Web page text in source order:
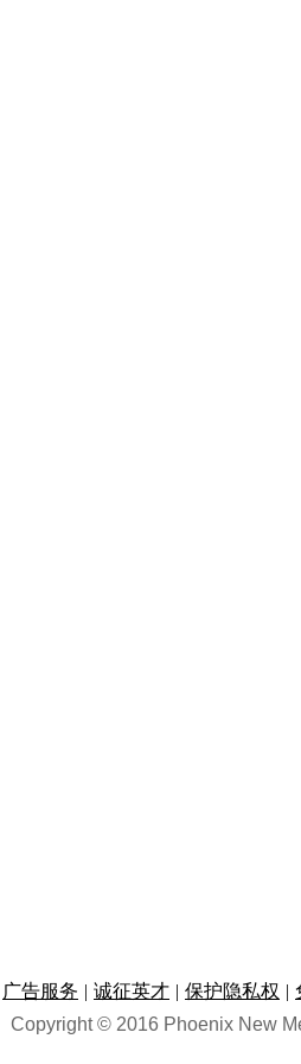
广告服务 | 诚征英才 | 保护隐私权 |
Copyright © 2016 Phoenix New